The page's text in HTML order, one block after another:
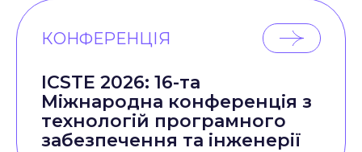
КОНФЕРЕНЦІЯ
ICSTE 2026: 16-та
Міжнародна конференція з
технологій програмного
забезпечення та інженерії